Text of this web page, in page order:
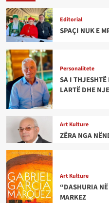
Editorial
SPAÇI NUK E
Personalitete
SA I
LARTË DHE
Art Kulture
ZËRA NGA
Art Kulture
“DASHURIA
MARKEZ